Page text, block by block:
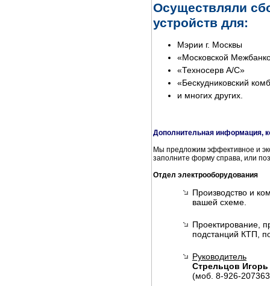
Осуществляли
устройств для:
Мэрии г. Москвы
«Московской
«Техносерв А/С»
«Бескудниковский
и многих других.
Дополнительная информация,
Мы предложим эффективное и
заполните форму справа, или
Отдел электрооборудования
Производство и
вашей схеме.
Проектирование,
подстанций КТП,
Руководитель
Стрельцов
(моб. 8-926-